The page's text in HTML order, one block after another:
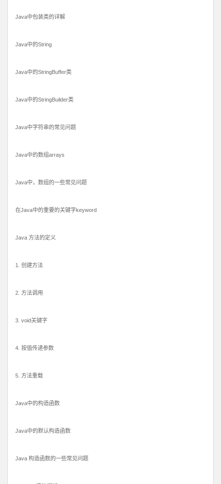
Java中包装类的详解
Java中的String
Java中的StringBuffer类
Java中的StringBuilder类
Java中字符串的常见问题
Java中的数组arrays
Java中，数组的一些常见问题
在Java中的重要的关键字keyword
Java 方法的定义
1. 创建方法
2. 方法调用
3. void关键字
4. 按值传递参数
5. 方法重载
Java中的构造函数
Java中的默认构造函数
Java 构造函数的一些常见问题